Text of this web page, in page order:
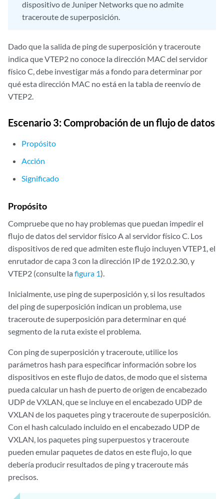
dispositivo de Juniper Networks que no admite
traceroute de superposición.
Dado que la salida de ping de superposición y traceroute
indica que VTEP2 no conoce la dirección MAC del servidor
físico C, debe investigar más a fondo para determinar por
qué esta dirección MAC no está en la tabla de reenvío de
VTEP2.
Escenario 3: Comprobación de un flujo de datos
Propósito
Acción
Significado
Propósito
Compruebe que no hay problemas que puedan impedir el
flujo de datos del servidor físico A al servidor físico C. Los
dispositivos de red que admiten este flujo incluyen VTEP1, el
enrutador de capa 3 con la dirección IP de 192.0.2.30, y
VTEP2 (consulte la figura 1).
Inicialmente, use ping de superposición y, si los resultados
del ping de superposición indican un problema, use
traceroute de superposición para determinar en qué
segmento de la ruta existe el problema.
Con ping de superposición y traceroute, utilice los
parámetros hash para especificar información sobre los
dispositivos en este flujo de datos, de modo que el sistema
pueda calcular un hash de puerto de origen de encabezado
UDP de VXLAN, que se incluye en el encabezado UDP de
VXLAN de los paquetes ping y traceroute de superposición.
Con el hash calculado incluido en el encabezado UDP de
VXLAN, los paquetes ping superpuestos y traceroute
pueden emular paquetes de datos en este flujo, lo que
debería producir resultados de ping y traceroute más
precisos.